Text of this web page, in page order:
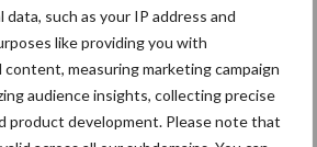
such as your IP address and
like providing you with
content, measuring marketing campaign
audience insights, collecting precise
product development. Please note that
en kwaliteit
bloeistengel ziet, is de bladmassa
het hoogst. Als je dan oogst is de